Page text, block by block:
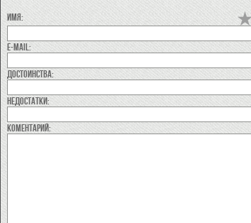
Имя:
E-MAIL:
Достоинства:
недостатки:
коментарий: